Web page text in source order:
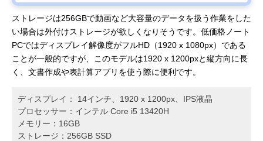
ストレージは256GBで動画など大容量のデータを扱う作業をした
い場合は外付けストレージが欲しくなりそうです。低価格ノート
PCではディスプレイ解像度がフルHD（1920 x 1080px）である
ことが一般的ですが、このモデルは1920 x 1200pxと縦方向に長
く、文書作成や表計算アプリを使う際に便利です。
ディスプレイ： 14インチ、1920 x 1200px、IPS液晶
プロセッサー：インテル Core i5 13420H
メモリー：16GB
ストレージ：256GB SSD